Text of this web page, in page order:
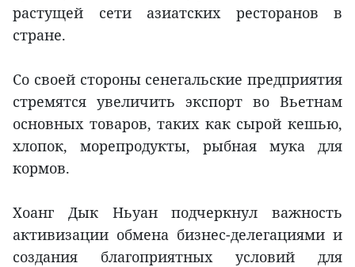
растущей сети азиатских ресторанов в
стране.
Со своей стороны сенегальские предприятия
стремятся увеличить экспорт во Вьетнам
основных товаров, таких как сырой кешью,
хлопок, морепродукты, рыбная мука для
кормов.
Хоанг Дык Ньуан подчеркнул важность
активизации обмена бизнес-делегациями и
создания благоприятных условий для